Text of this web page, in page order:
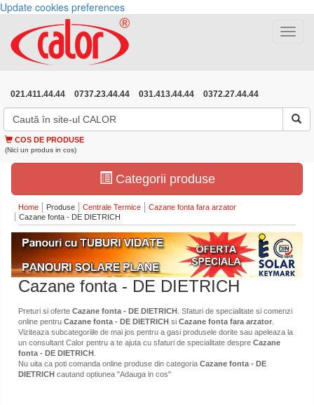
Update cookies preferences
Toggle
021.411.44.44 0737.23.44.44 031.413.44.44 0372.27.44.44
COS DE PRODUSE
(Nici un produs in cos)
Categorii produse
Home Produse Centrale Termice
Cazane fonta fara arzator
Cazane fonta - DE DIETRICH
Cazane fonta - DE DIETRICH
Preturi si oferte Cazane fonta - DE DIETRICH . Sfaturi de specialitate si comenzi
online pentru Cazane fonta - DE DIETRICH si Cazane fonta fara arzator
Viziteaza subcategoriile de mai jos pentru a gasi produsele dorite sau apeleaza la
un consultant Calor pentru a te ajuta cu sfaturi de specialitate despre Cazane
fonta - DE DIETRICH
Nu uita ca poti comanda online produse din categoria Cazane fonta - DE
DIETRICH cautand optiunea "Adauga in cos"